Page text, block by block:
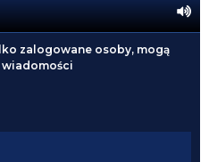
zalogowane osoby, mogą